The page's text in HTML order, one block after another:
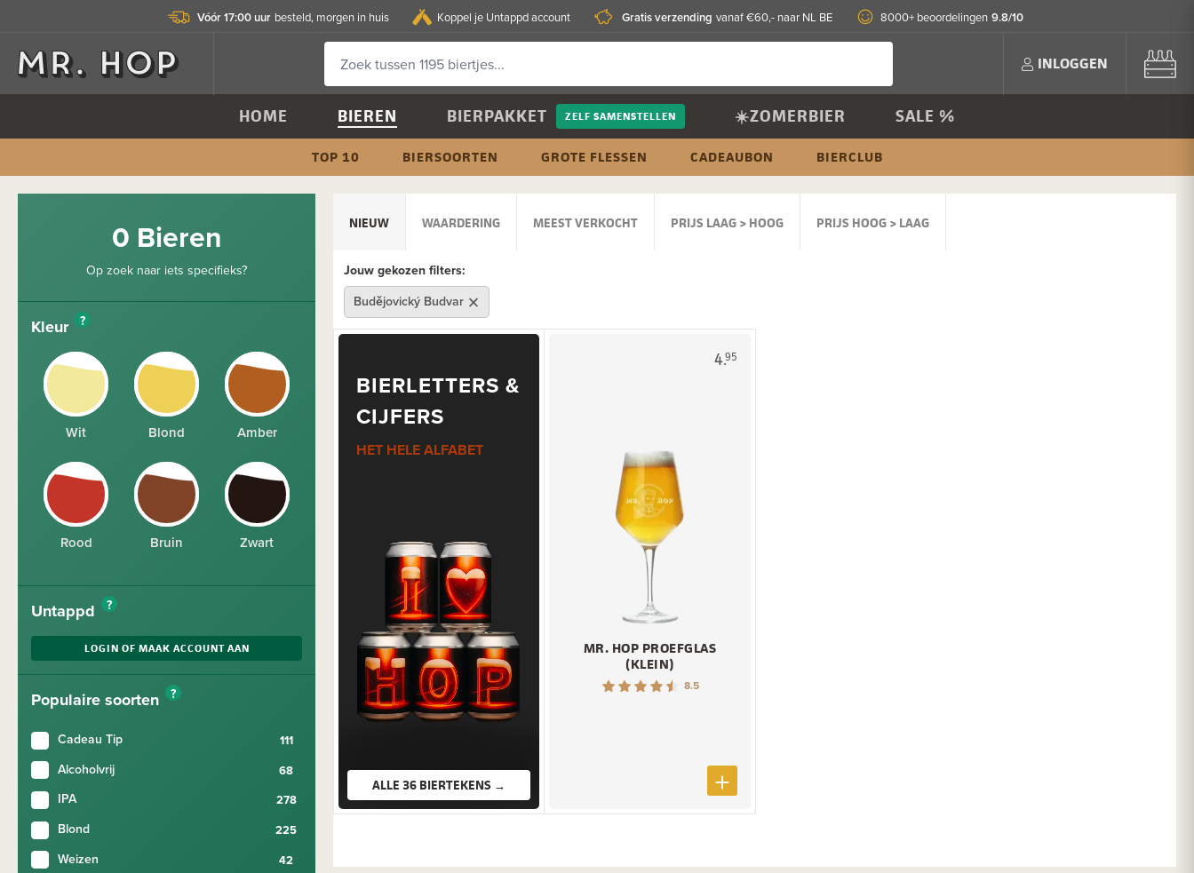
Vóór 17:00 uur besteld, morgen in huis Koppel je Untappd account Gratis verzending vanaf €60,- naar NL BE 8000+ beoordelingen 9.8/10
INLOGGEN
HOME BIEREN BIERPAKKET ZELF SAMENSTELLEN ☀️ZOMERBIER SALE %
TOP 10 BIERSOORTEN GROTE FLESSEN CADEAUBON BIERCLUB
0 Bieren
Op zoek naar iets specifieks?
Kleur ?
Wit Blond Amber
Rood Bruin Zwart
Untappd ?
LOGIN OF MAAK ACCOUNT AAN
Populaire soorten ?
Cadeau Tip
Alcoholvrij
IPA
Blond
Weizen
NIEUW WAARDERING MEEST VERKOCHT PRIJS LAAG > HOOG PRIJS HOOG > LAAG
Jouw gekozen filters:
Budějovický Budvar
BIERLETTERS &
CIJFERS
HET HELE ALFABET
ALLE 36 BIERTEKENS →
4.95
MR. HOP PROEFGLAS
(KLEIN)
8.5